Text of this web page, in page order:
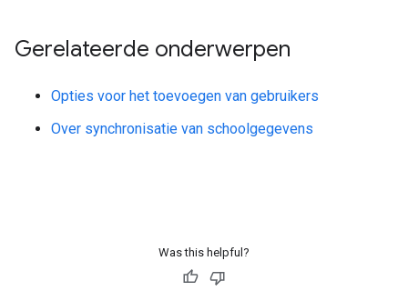
Gerelateerde onderwerpen
Opties voor het toevoegen van gebruikers
Over synchronisatie van schoolgegevens
Was this helpful?